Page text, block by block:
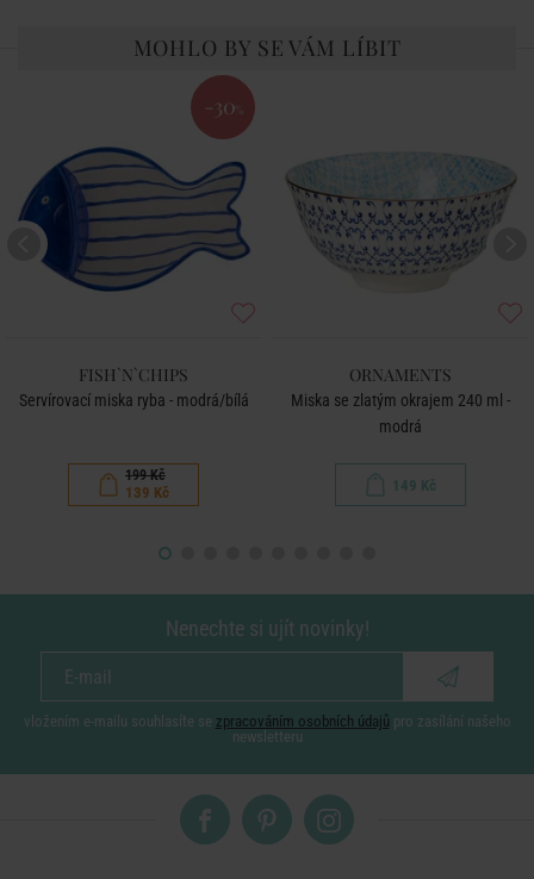
MOHLO BY SE VÁM LÍBIT
-30 %
FISH`N`CHIPS
Servírovací miska ryba - modrá/bílá
199 Kč
139 Kč
ORNAMENTS
Miska se zlatým okrajem 240 ml -
modrá
149 Kč
Nenechte si ujít novinky!
vložením e-mailu souhlasíte se zpracováním osobních údajů pro zasílání našeho
newsletteru